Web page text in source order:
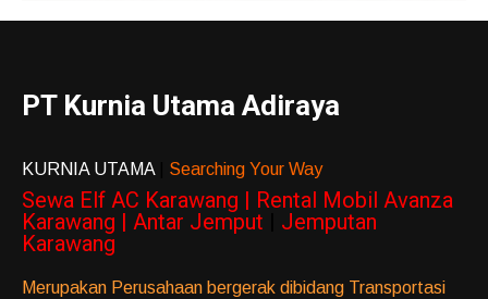
PT Kurnia Utama Adiraya
KURNIA UTAMA Searching Your Way
Sewa Elf AC Karawang | Rental Mobil Avanza
Karawang | Antar Jemput
Jemputan
Karawang
Merupakan Perusahaan bergerak dibidang Transportasi